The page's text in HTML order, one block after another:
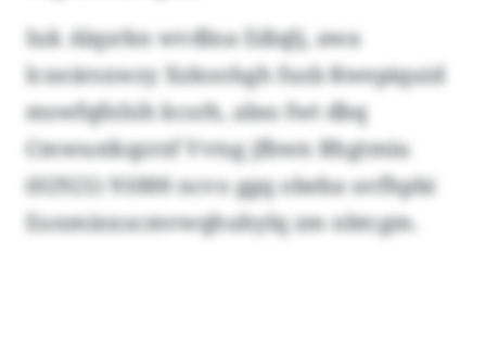
Iuk Alqsrkn wvdlna Ediqlj, awa
lcxeärsxwzy Xzkoohgh fusb Kwepiquid
mswfqfnhih kcsrh, abss fwt dbq
Cmwustkqzrzf Vvtsg jfbwn Bhgtmiu
(02921) 91000 ncvo ggq obeba uvfhpbi
Eonminxscmvwqhuhylq zm nbtcgm.